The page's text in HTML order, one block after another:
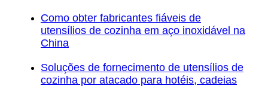
Como obter fabricantes fiáveis de
utensílios de cozinha em aço inoxidável na
China
Soluções de fornecimento de utensílios de
cozinha por atacado para hotéis, cadeias